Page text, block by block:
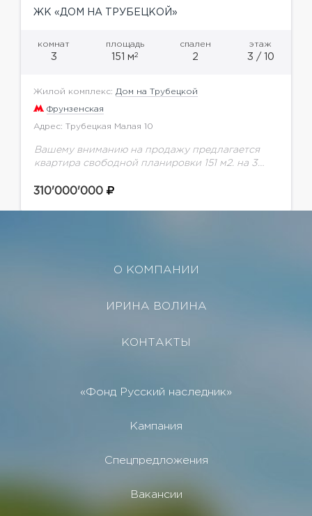
ЖК «ДОМ НА ТРУБЕЦКОЙ»
комнат
3
площадь
151 м2
спален
2
этаж
3 / 10
Жилой комплекс: Дом на Трубецкой
Фрунзенская
Адрес: Трубецкая Малая 10
Вашему вниманию на продажу предлагается
квартира свободной планировки 151 м2. на 3
из трех секций, выстроенный в Хамовниках,
310'000'000
О КОМПАНИИ
ИРИНА ВОЛИНА
КОНТАКТЫ
«Фонд Русский наследник»
Кампания
Спецпредложения
Вакансии